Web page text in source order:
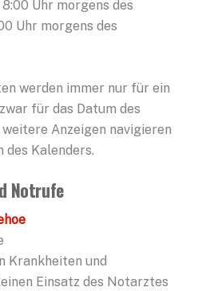
Uhr morgens des
Uhr morgens des
werden immer nur für ein
für das Datum des
Anzeigen navigieren
des Kalenders.
Notrufe
Krankheiten und
Einsatz des Notarztes